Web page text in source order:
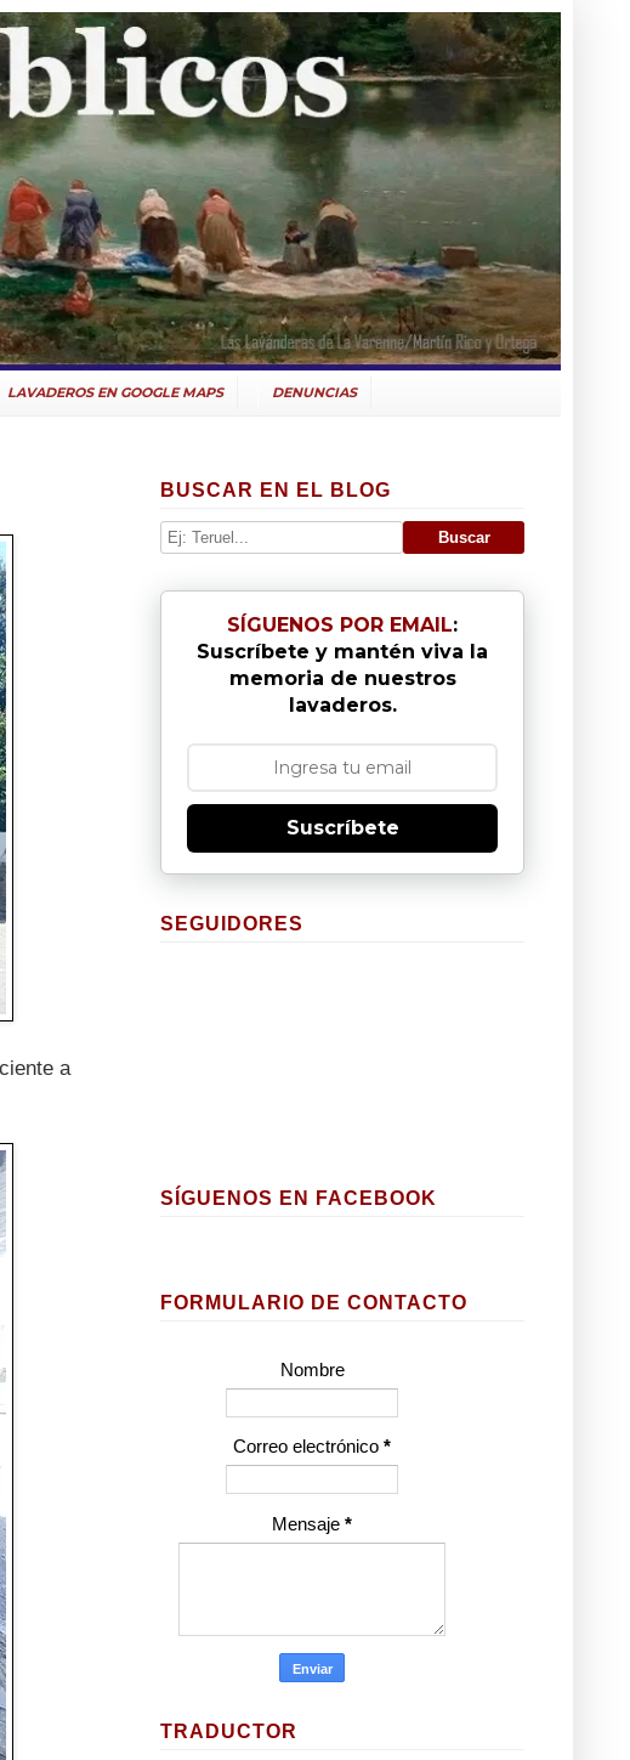
LAVADEROS EN GOOGLE MAPS DENUNCIAS
a
BUSCAR EN EL BLOG
SÍGUENOS POR EMAIL:
Suscríbete y mantén viva la
memoria de nuestros
lavaderos.
Suscríbete
SEGUIDORES
SÍGUENOS EN FACEBOOK
FORMULARIO DE CONTACTO
Nombre
Correo electrónico *
Mensaje *
TRADUCTOR